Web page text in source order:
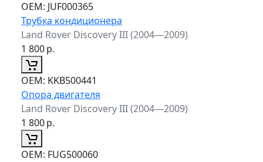
ОЕМ: JUF000365
Трубка кондиционера
Land Rover Discovery III (2004—2009)
1 800р.
ОЕМ: KKB500441
Опора двигателя
Land Rover Discovery III (2004—2009)
1 800р.
ОЕМ: FUG500060